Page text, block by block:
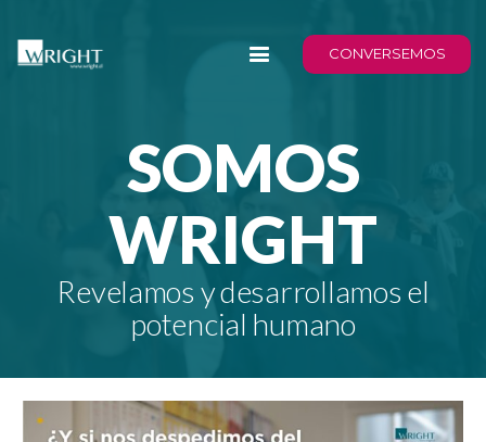
CONVERSEMOS
SOMOS
WRIGHT
Revelamos y desarrollamos el
potencial humano